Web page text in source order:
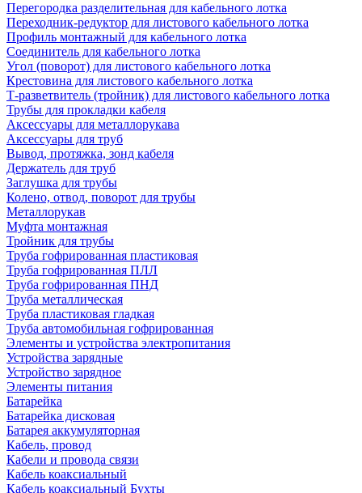
Перегородка разделительная для кабельного лотка
Переходник-редуктор для листового кабельного лотка
Профиль монтажный для кабельного лотка
Соединитель для кабельного лотка
Угол (поворот) для листового кабельного лотка
Крестовина для листового кабельного лотка
Т-разветвитель (тройник) для листового кабельного лотка
Трубы для прокладки кабеля
Аксессуары для металлорукава
Аксессуары для труб
Вывод, протяжка, зонд кабеля
Держатель для труб
Заглушка для трубы
Колено, отвод, поворот для трубы
Металлорукав
Муфта монтажная
Тройник для трубы
Труба гофрированная пластиковая
Труба гофрированная ПЛЛ
Труба гофрированная ПНД
Труба металлическая
Труба пластиковая гладкая
Труба автомобильная гофрированная
Элементы и устройства электропитания
Устройства зарядные
Устройство зарядное
Элементы питания
Батарейка
Батарейка дисковая
Батарея аккумуляторная
Кабель, провод
Кабели и провода связи
Кабель коаксиальный
Кабель коаксиальный Бухты